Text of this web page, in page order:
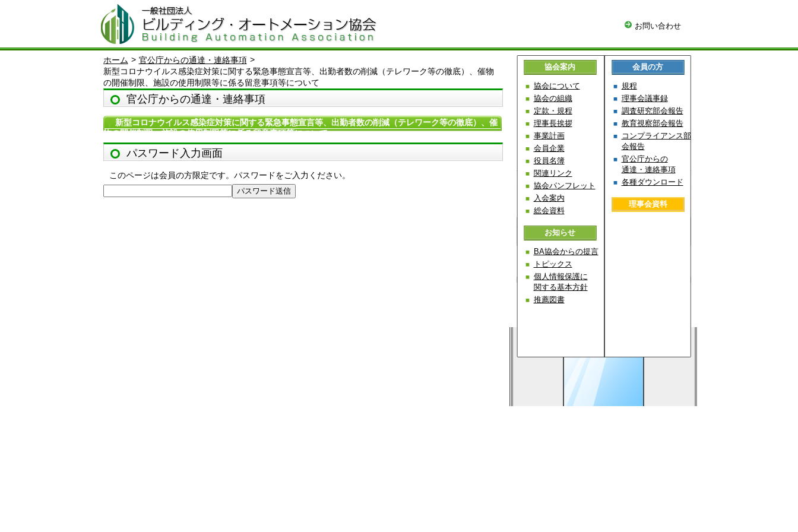
お問い合わせ
ホーム > 官公庁からの通達・連絡事項 >
新型コロナウイルス感染症対策に関する緊急事態宣言等、出勤者数の削減（テレワーク等の徹底）、催物
の開催制限、施設の使用制限等に係る留意事項等について
官公庁からの通達・連絡事項
新型コロナウイルス感染症対策に関する緊急事態宣言等、出勤者数の削減（テレワーク等の徹底）、催
物の開催制限、施設の使用制限等に係る留意事項等について
パスワード入力画面
このページは会員の方限定です。パスワードをご入力ください。
協会案内
協会について
協会の組織
定款・規程
理事長挨拶
事業計画
会員企業
役員名簿
関連リンク
協会パンフレット
入会案内
総会資料
お知らせ
BA協会からの提言
トピックス
個人情報保護に
関する基本方針
推薦図書
会員の方
規程
理事会議事録
調査研究部会報告
教育視察部会報告
コンプライアンス部
会報告
官公庁からの
通達・連絡事項
各種ダウンロード
理事会資料